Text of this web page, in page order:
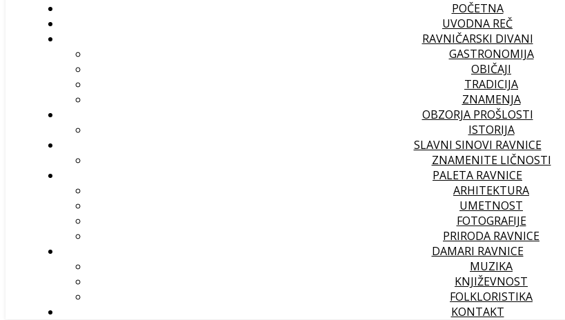
POČETNA
UVODNA REČ
RAVNIČARSKI DIVANI
GASTRONOMIJA
OBIČAJI
TRADICIJA
ZNAMENJA
OBZORJA PROŠLOSTI
ISTORIJA
SLAVNI SINOVI RAVNICE
ZNAMENITE LIČNOSTI
PALETA RAVNICE
ARHITEKTURA
UMETNOST
FOTOGRAFIJE
PRIRODA RAVNICE
DAMARI RAVNICE
MUZIKA
KNJIŽEVNOST
FOLKLORISTIKA
KONTAKT